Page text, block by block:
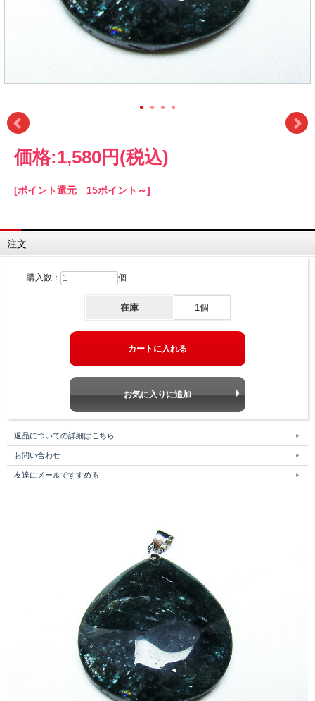
価格:1,580円 (税込)
[ポイント還元 15ポイント～]
注文
購入数： 個
在庫 1個
返品についての詳細はこちら
お問い合わせ
友達にメールですすめる